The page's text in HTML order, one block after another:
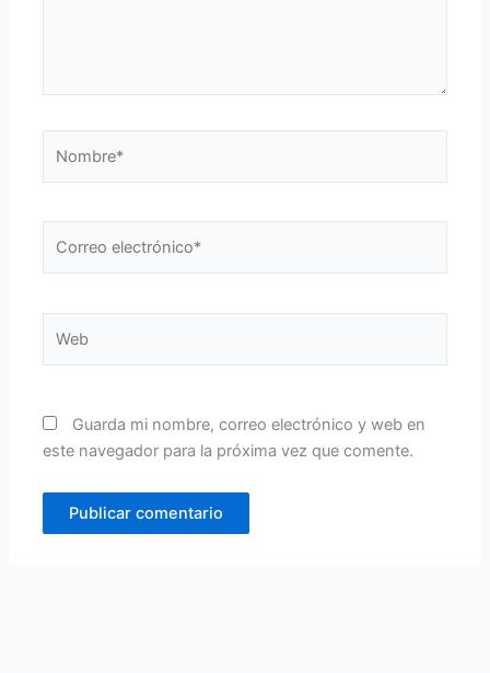
Guarda mi nombre, correo electrónico y web en
este navegador para la próxima vez que comente.